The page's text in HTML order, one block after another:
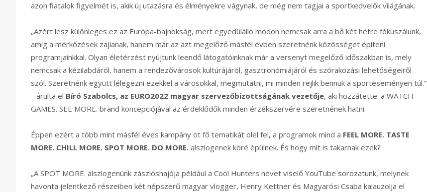
azon fiatalok figyelmét is, akik új utazásra és élményekre vágynak, de még nem tagjai a sportkedvelők világának.
„Azért lesz különleges ez az Európa-bajnokság, mert egyedülálló módon nemcsak arra a bő két hétre fókuszálunk,
amíg a mérkőzések zajlanak, hanem már az azt megelőző másfél évben szeretnénk közösséget építeni
programjainkkal. Olyan életérzést nyújtunk leendő látogatóinknak már a versenyt megelőző időszakban is, mely
nemcsak a kézilabdáról, hanem a rendezővárosok kultúrájáról, gasztronómiájáról és szórakozási lehetőségeiről
szól. Szeretnénk együtt lélegezni ezekkel a városokkal, megmutatni, mi minden rejlik bennük a sporteseményen túl.”
– árulta el Bíró Szabolcs, az EURO2022 magyar szervezőbizottságának vezetője, aki hozzátette: a WATCH
GAMES. SEE MORE. brand koncepciójával az érdeklődők minden érzékszervére szeretnének hatni.
Éppen ezért a több mint másfél éves kampány öt fő tematikát ölel fel, a programok mind a FEEL MORE. TASTE
MORE. CHILL MORE. SPOT MORE. DO MORE. alszlogenek köré épülnek. És hogy mit is takarnak ezek?
„A SPOT MORE. alszlogenünk zászlóshajója például a Cool Hunters nevet viselő YouTube sorozatunk, melynek
havonta jelentkező részeiben két népszerű magyar vlogger, Henry Kettner és Magyarósi Csaba kalauzolja el